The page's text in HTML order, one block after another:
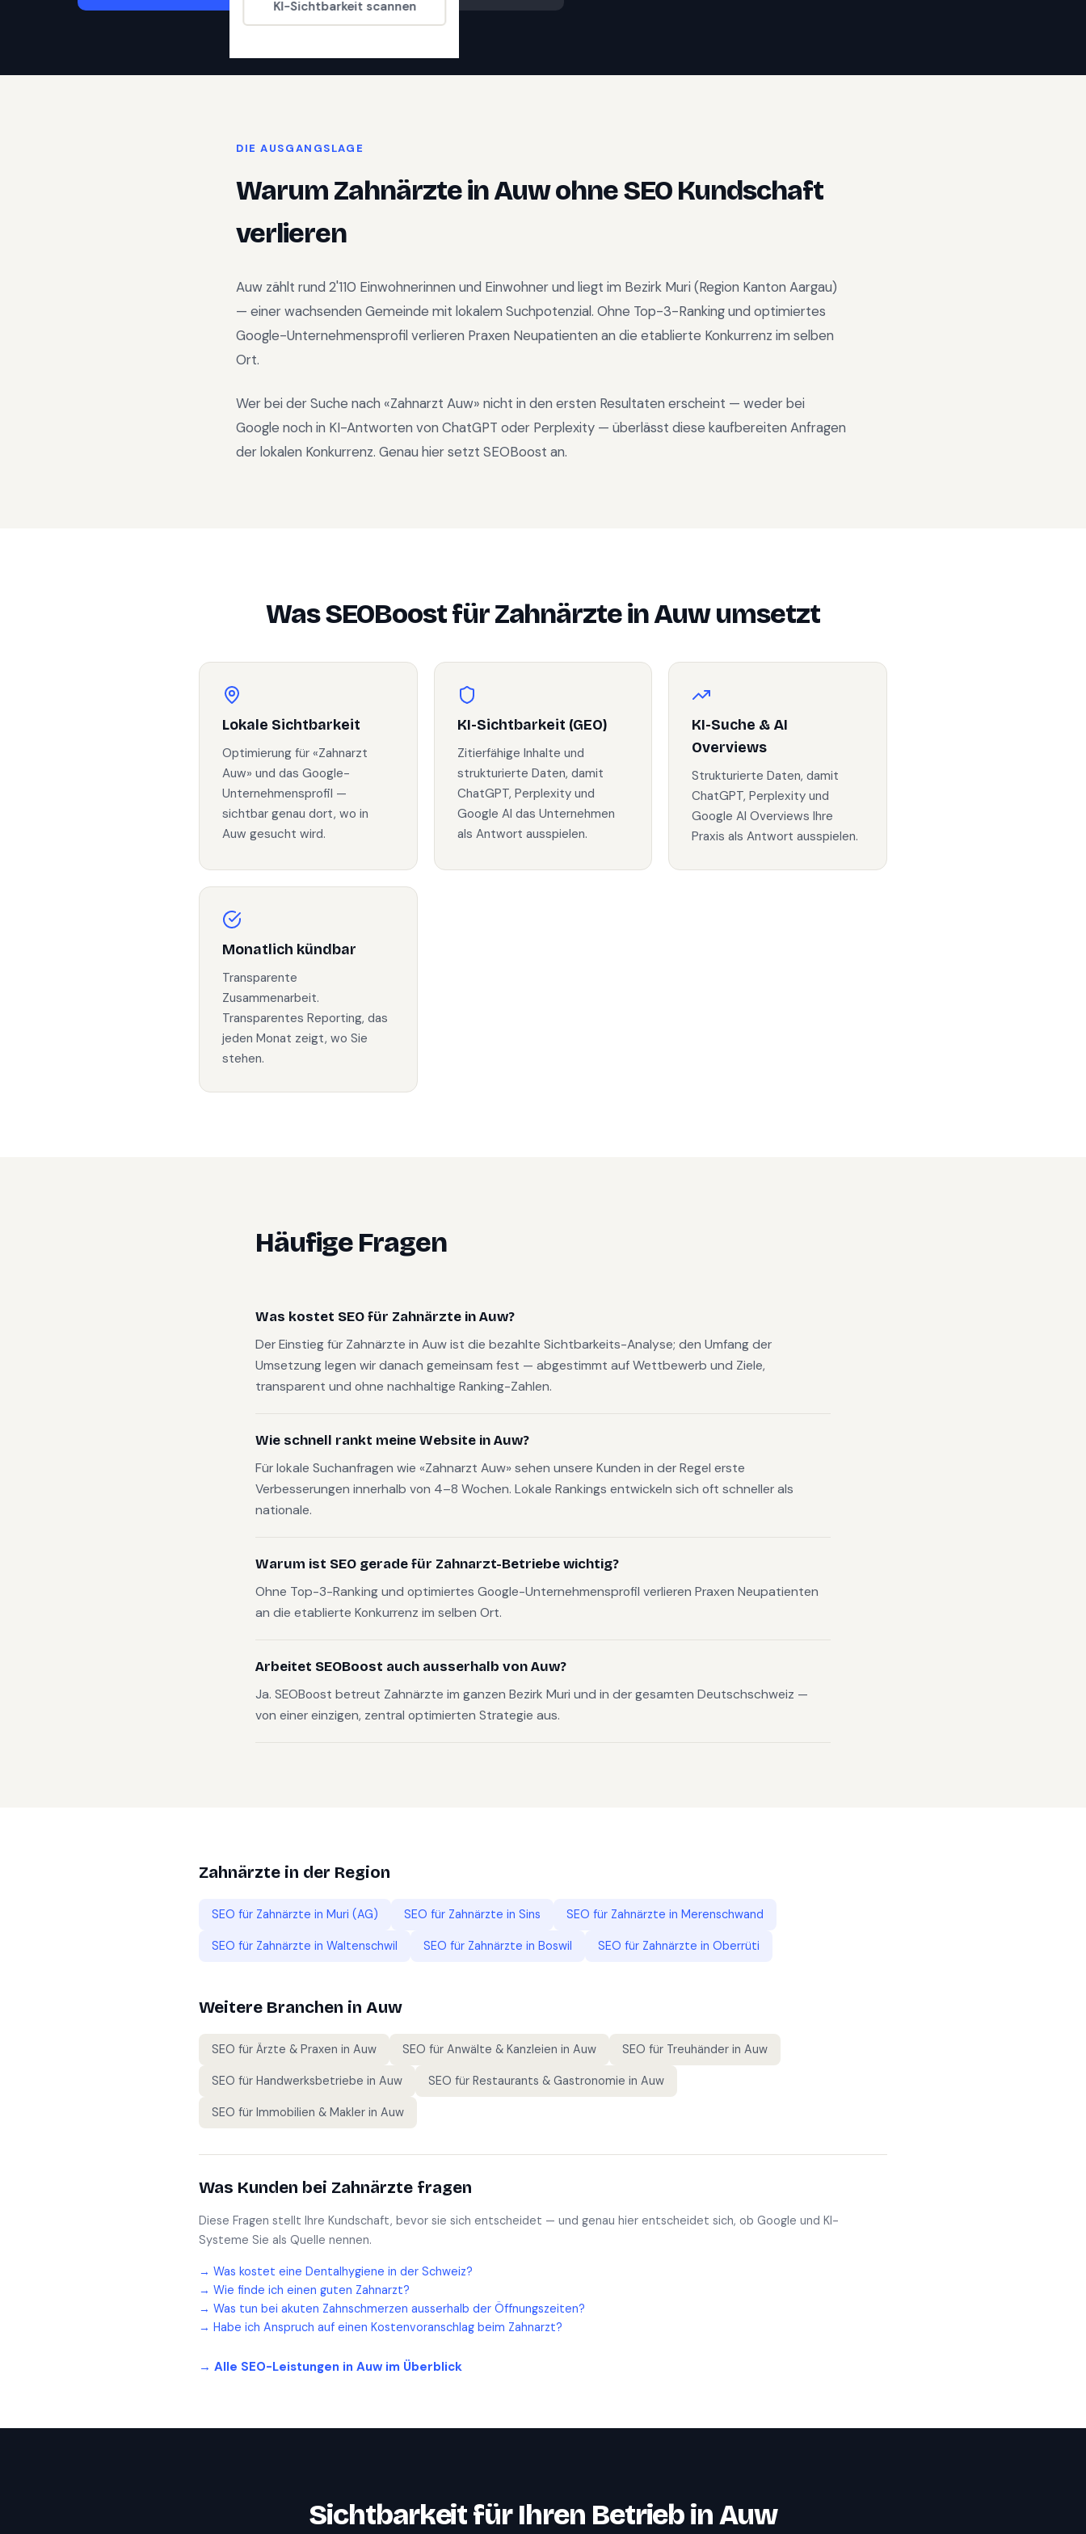
KI-Sichtbarkeit scannen
DIE AUSGANGSLAGE
Warum ZahnärzteinAuwohne SEO Kundschaft
verlieren
Auw zählt rund 2'110 Einwohnerinnen und Einwohner und liegt im Bezirk Muri (Region Kanton Aargau)
— einer wachsenden Gemeinde mit lokalem Suchpotenzial. Ohne Top-3-Ranking und optimiertes
Google-Unternehmensprofil verlieren Praxen Neupatienten an die etablierte Konkurrenz im selben
Ort.
Wer bei der Suche nach «Zahnarzt Auw» nicht in den ersten Resultaten erscheint — weder bei
Google noch in KI-Antworten von ChatGPT oder Perplexity — überlässt diese kaufbereiten Anfragen
der lokalen Konkurrenz. Genau hier setzt SEOBoost an.
Was SEOBoost fürZahnärzteinAuwumsetzt
Lokale Sichtbarkeit
Optimierung für «Zahnarzt
Auw» und das Google-
Unternehmensprofil —
sichtbar genau dort, wo in
Auw gesucht wird.
KI-Sichtbarkeit (GEO)
Zitierfähige Inhalte und
strukturierte Daten, damit
ChatGPT, Perplexity und
Google AI das Unternehmen
als Antwort ausspielen.
KI-Suche & AI
Overviews
Strukturierte Daten, damit
ChatGPT, Perplexity und
Google AI Overviews Ihre
Praxis als Antwort ausspielen.
Monatlich kündbar
Transparente
Zusammenarbeit.
Transparentes Reporting, das
jeden Monat zeigt, wo Sie
stehen.
Häufige Fragen
Was kostet SEO für Zahnärzte in Auw?
Der Einstieg für Zahnärzte in Auw ist die bezahlte Sichtbarkeits-Analyse; den Umfang der
Umsetzung legen wir danach gemeinsam fest — abgestimmt auf Wettbewerb und Ziele,
transparent und ohne nachhaltige Ranking-Zahlen.
Wie schnell rankt meine Website in Auw?
Für lokale Suchanfragen wie «Zahnarzt Auw» sehen unsere Kunden in der Regel erste
Verbesserungen innerhalb von 4–8 Wochen. Lokale Rankings entwickeln sich oft schneller als
nationale.
Warum ist SEO gerade für Zahnarzt-Betriebe wichtig?
Ohne Top-3-Ranking und optimiertes Google-Unternehmensprofil verlieren Praxen Neupatienten
an die etablierte Konkurrenz im selben Ort.
Arbeitet SEOBoost auch ausserhalb von Auw?
Ja. SEOBoost betreut Zahnärzte im ganzen Bezirk Muri und in der gesamten Deutschschweiz —
von einer einzigen, zentral optimierten Strategie aus.
Zahnärzte in der Region
SEO für Zahnärzte in Muri (AG) SEO für Zahnärzte in Sins SEO für Zahnärzte in Merenschwand
SEO für Zahnärzte in Waltenschwil SEO für Zahnärzte in Boswil SEO für Zahnärzte in Oberrüti
Weitere Branchen in Auw
SEO für Ärzte & Praxen in Auw SEO für Anwälte & Kanzleien in Auw SEO für Treuhänder in Auw
SEO für Handwerksbetriebe in Auw SEO für Restaurants & Gastronomie in Auw
SEO für Immobilien & Makler in Auw
Was Kunden bei Zahnärzte fragen
Diese Fragen stellt Ihre Kundschaft, bevor sie sich entscheidet — und genau hier entscheidet sich, ob Google und KI-
Systeme Sie als Quelle nennen.
→ Was kostet eine Dentalhygiene in der Schweiz?
→ Wie finde ich einen guten Zahnarzt?
→ Was tun bei akuten Zahnschmerzen ausserhalb der Öffnungszeiten?
→ Habe ich Anspruch auf einen Kostenvoranschlag beim Zahnarzt?
→ Alle SEO-Leistungen in Auw im Überblick
Sichtbarkeit für Ihren Betrieb inAuw